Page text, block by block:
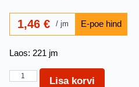
1,46€ jm
Laos: 221 jm
Lisa korvi